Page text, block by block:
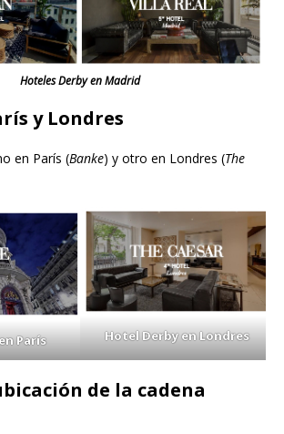
Hoteles Derby en Madrid
y Londres
en París (Banke) y otro en Londres (The
París Hotel Derby en Londres
de la cadena